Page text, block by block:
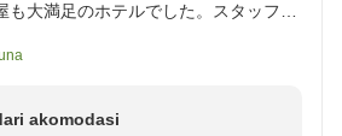
大満足のホテルでした。スタッフの
hotel/voice/167733?
akomodasi